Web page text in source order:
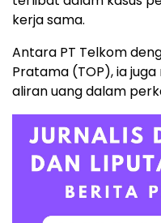
kerja sama.
Antara PT Telkom
Pratama (TOP), ia
aliran uang dalam